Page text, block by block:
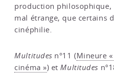
production philosophique,
mal étrange, que certains
cinéphilie.
Multitudes n°11 (Mineure
cinéma ») etMultitudes